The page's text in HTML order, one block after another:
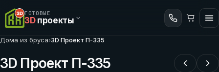
ГОТОВЫЕ
3Dпроекты
Дома из бруса›3D Проект П-335
3D Проект П-335